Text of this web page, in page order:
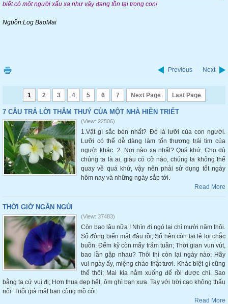
biết có một người xấu xa như vậy đang tồn tại trong con!
Nguồn:Log BaoMai
Previous Next
1 2 3 4 5 6 7 Next Page Last Page
7 CÂU TRẢ LỜI THÂM THUÝ CỦA MỘT NHÀ HIỀN TRIẾT
(View: 22506)
1.Vật gì sắc bén nhất? Đó là lưỡi của con người.
Lưỡi có thể dễ dàng làm tổn thương trái tim của
người khác. 2. Nơi nào xa nhất? Quá khứ. Cho dù
chúng ta là ai, giàu có cỡ nào, chúng ta không thể
quay về quá khứ, vậy nên phải sử dụng tốt ngày
hôm nay và những ngày sắp tới.
Read More
THỜI GIỜ NGẮN NGỦI
(View: 37483)
Còn bao lâu nữa ! Nhìn đi ngó lại chỉ mười năm thôi.
Số đông biến mất đâu rồi; Số hên còn lại lẻ loi chắc
buồn. Đếm kỹ còn mấy trăm tuần; Thời gian vun vút,
bao lần gặp nhau? Thôi thì còn lại ngày nào; Hãy
vui ngày ấy, miệng chào thật tươi. Khác biệt gì cũng
thế thôi; Mai kia nằm xuống để rồi được chi. Sao
bằng ta cứ vui đi; Hơn thua dẹp hết, ôm ghì bạn xưa. Tay với trời cao không thấu
nổi. Tuổi già mất bạn cũng mồ côi.
Read More